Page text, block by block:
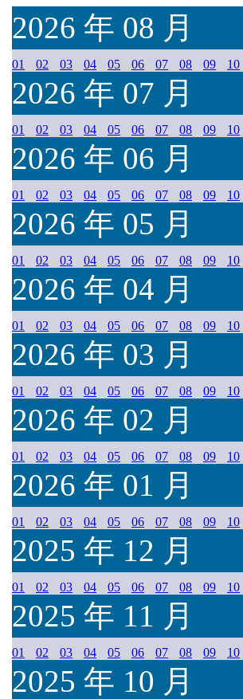
2026 年 08 月
01 02 03 04 05 06 07 08 09 10
2026 年 07 月
01 02 03 04 05 06 07 08 09 10
2026 年 06 月
01 02 03 04 05 06 07 08 09 10
2026 年 05 月
01 02 03 04 05 06 07 08 09 10
2026 年 04 月
01 02 03 04 05 06 07 08 09 10
2026 年 03 月
01 02 03 04 05 06 07 08 09 10
2026 年 02 月
01 02 03 04 05 06 07 08 09 10
2026 年 01 月
01 02 03 04 05 06 07 08 09 10
2025 年 12 月
01 02 03 04 05 06 07 08 09 10
2025 年 11 月
01 02 03 04 05 06 07 08 09 10
2025 年 10 月